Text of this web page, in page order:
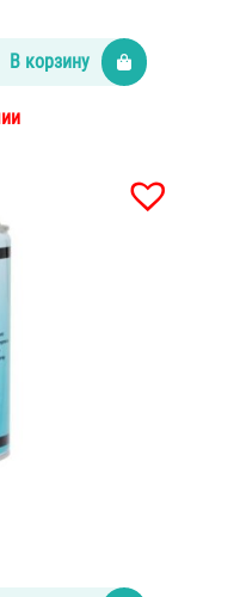
В корзину